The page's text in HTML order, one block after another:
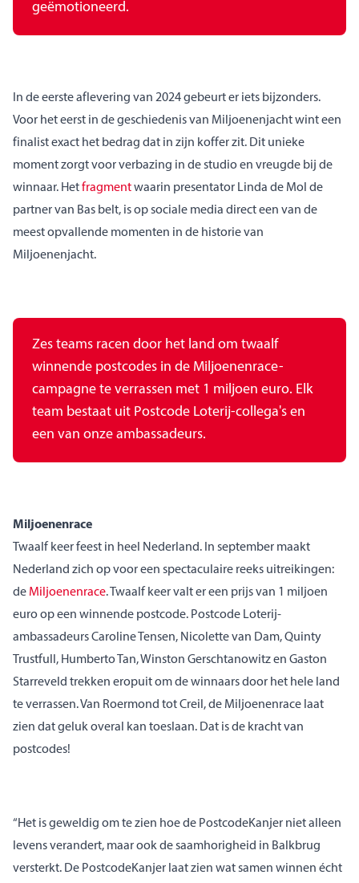
geëmotioneerd.
In de eerste aflevering van 2024 gebeurt er iets bijzonders.
Voor het eerst in de geschiedenis van Miljoenenjacht wint een
finalist exact het bedrag dat in zijn koffer zit. Dit unieke
moment zorgt voor verbazing in de studio en vreugde bij de
winnaar. Hetfragmentwaarin presentator Linda de Mol de
partner van Bas belt, is op sociale media direct een van de
meest opvallende momenten in de historie van
Miljoenenjacht.
Zes teams racen door het land om twaalf
winnende postcodes in de Miljoenenrace-
campagne te verrassen met 1 miljoen euro. Elk
team bestaat uit Postcode Loterij-collega's en
een van onze ambassadeurs.
Miljoenenrace
Twaalf keer feest in heel Nederland. In september maakt
Nederland zich op voor een spectaculaire reeks uitreikingen:
de Miljoenenrace. Twaalf keer valt er een prijs van 1 miljoen
euro op een winnende postcode. Postcode Loterij-
ambassadeurs Caroline Tensen, Nicolette van Dam, Quinty
Trustfull, Humberto Tan, Winston Gerschtanowitz en Gaston
Starreveld trekken eropuit om de winnaars door het hele land
te verrassen.Van Roermond tot Creil, de Miljoenenrace laat
zien dat geluk overal kan toeslaan. Dat is de kracht van
postcodes!
“Het is geweldig om te zien hoe de PostcodeKanjer niet alleen
levens verandert, maar ook de saamhorigheid in Balkbrug
versterkt. De PostcodeKanjer laat zien wat samen winnen écht